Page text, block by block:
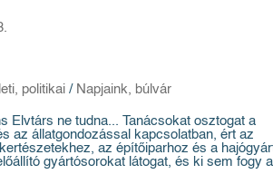
politikai / Napjaink, búlvár
Elvtárs ne tudna... Tanácsokat osztogat a
az állatgondozással kapcsolatban, ért az
az építőiparhoz és a
gyártósorokat látogat, és ki sem fogy